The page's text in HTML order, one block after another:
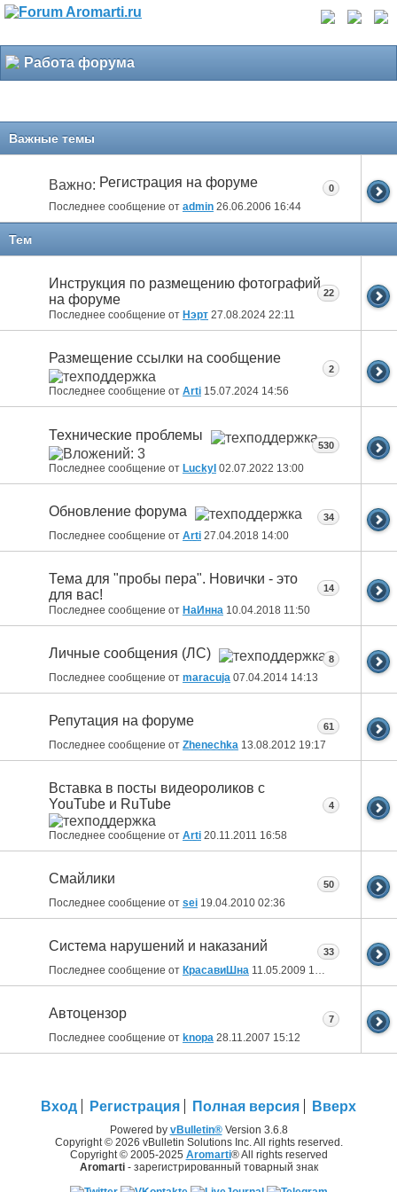
Работа форума
Важные темы
Важно: Регистрация на форуме
Последнее сообщение от admin 26.06.2006 16:44
0
Тем
Инструкция по размещению фотографий
на форуме
Последнее сообщение от Нэрт 27.08.2024 22:11
22
Размещение ссылки на сообщение
Последнее сообщение от Arti 15.07.2024 14:56
2
Технические проблемы
Последнее сообщение от LuckyI 02.07.2022 13:00
530
Обновление форума
Последнее сообщение от Arti 27.04.2018 14:00
34
Тема для "пробы пера". Новички - это
для вас!
Последнее сообщение от НаИнна 10.04.2018 11:50
14
Личные сообщения (ЛС)
Последнее сообщение от maracuja 07.04.2014 14:13
8
Репутация на форуме
Последнее сообщение от Zhenechka 13.08.2012 19:17
61
Вставка в посты видеороликов с
YouTube и RuTube
Последнее сообщение от Arti 20.11.2011 16:58
4
Смайлики
Последнее сообщение от sei 19.04.2010 02:36
50
Система нарушений и наказаний
Последнее сообщение от КрасавиШна 11.05.2009 10:42
33
Автоцензор
Последнее сообщение от knopa 28.11.2007 15:12
7
Вход Регистрация Полная версия Вверх
Powered by vBulletin®Version 3.6.8
Copyright © 2026 vBulletin Solutions Inc. All rights reserved.
Copyright © 2005-2025 Aromarti® All rights reserved
Aromarti- зарегистрированный товарный знак